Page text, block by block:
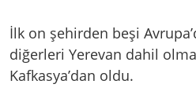
İlk on şehirden beşi
diğerleri Yerevan dahil
Kafkasya’dan oldu.